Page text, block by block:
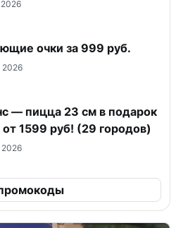
2026
очки за 999 руб.
2026
— пицца 23 см в подарок
от 1599 руб! (29 городов)
2026